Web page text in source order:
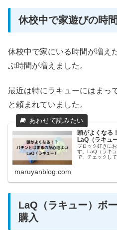
休校中で家遊びの時
休校中で家にいる時間が増え
ぶ時間が増えました。
最近は特にラキューにはまっ
と頼まれていました。
頭がよくなる
LaQ（ラキュー
ブロック好きに
す。LaQ（ラキ
で、チェックして
maruyanblog.com
LaQ（ラキュー）ボ
購入